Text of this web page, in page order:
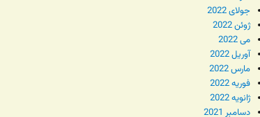
جولای 2022
ژوئن 2022
می 2022
آوریل 2022
مارس 2022
فوریه 2022
ژانویه 2022
دسامبر 2021